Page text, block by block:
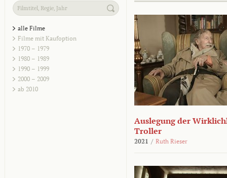
alle Filme
Filme mit Kaufoption
1970 – 1979
1980 – 1989
1990 – 1999
2000 – 2009
ab 2010
Auslegung der
Troller
2021 / Ruth Rieser